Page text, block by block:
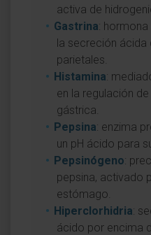
activa de
Gastrina:
la secreción ácida
parietales.
Histamina:
en la regulación
gástrica.
Pepsina: enzima
un pH ácido para
Pepsinógeno:
pepsina, activado
estómago.
Hiperclorhidria:
ácido por encima